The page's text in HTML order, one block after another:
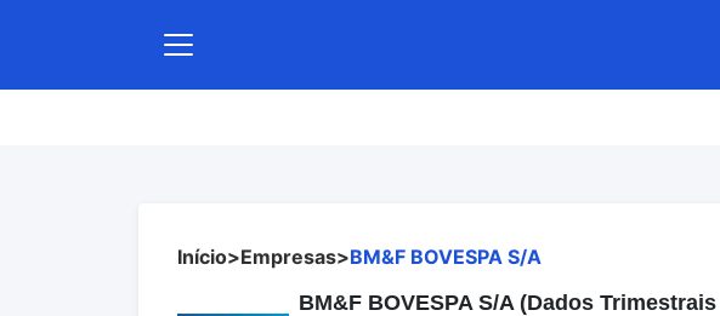
Início>Empresas>BM&F BOVESPA S/A
BM&F BOVESPA S/A (Dados Trimestrais